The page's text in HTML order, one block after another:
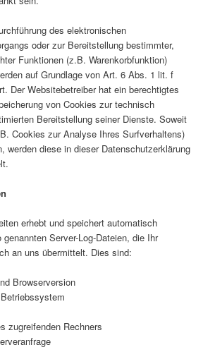
des elektronischen
oder zur Bereitstellung bestimmter,
Funktionen (z.B. Warenkorbfunktion)
auf Grundlage von Art. 6 Abs. 1 lit. f
Der Websitebetreiber hat ein berechtigtes
von Cookies zur technisch
Bereitstellung seiner Dienste. Soweit
Cookies zur Analyse Ihres Surfverhaltens)
werden diese in dieser Datenschutzerklärung
erhebt und speichert automatisch
Server-Log-Dateien, die Ihr
an uns übermittelt. Dies sind:
Browserversion
zugreifenden Rechners